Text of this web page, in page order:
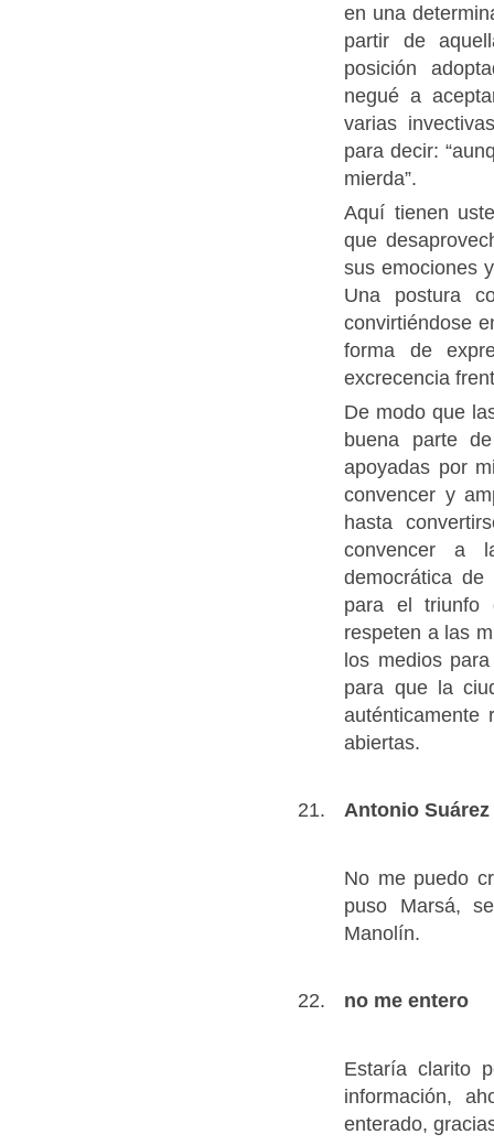
en una
partir de
posición
negué a
varias
para decir:
mierda”.
Aquí tienen
que
sus emociones
Una postura
convirtiéndose
forma de
excrecencia
De modo que
buena parte
apoyadas por
convencer y
hasta
convencer a
democrática
para el triunfo
respeten a las
los medios
para que la
auténticamente
abiertas.
Antonio Suárez
No me puedo
puso Marsá,
Manolín.
no me entero
Estaría clarito
información,
enterado,